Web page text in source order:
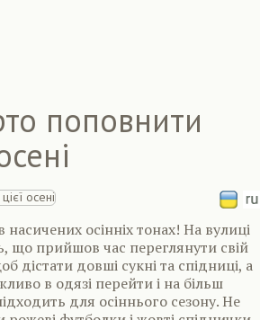
поповнити
осінніх тонах! На вулиці
що прийшов час переглянути свій
дістати довші сукні та спідниці, а
в одязі перейти і на більш
для осіннього сезону. Не